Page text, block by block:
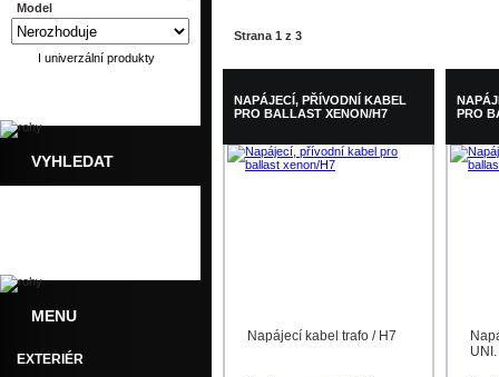
Strana 1 z 3
NAPÁJECÍ, PŘÍVODNÍ KABEL
PRO BALLAST XENON/H7
Napájecí kabel trafo / H7
PRO
UNI.
Model
I univerzální produkty
VYHLEDAT
MENU
EXTERIÉR